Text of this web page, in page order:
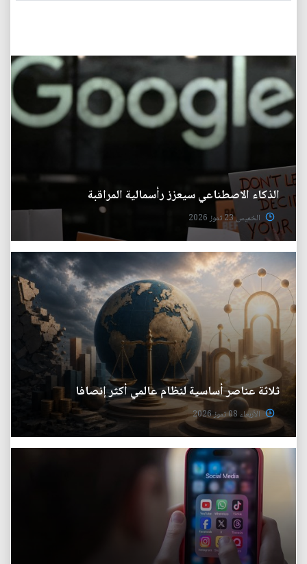
الذكاء الاصطناعي سيعزز رأسمالية المراقبة
الخميس 23 تموز 2026
ثلاثة عناصر أساسية لنظام عالمي أكثر إنصافا
الأربعاء 08 تموز 2026